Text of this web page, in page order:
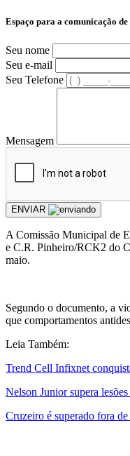
Espaço para a comunicação
Seu nome
Seu e-mail
Seu Telefone
Mensagem
ENVIAR
A Comissão Municipal de
e C.R. Pinheiro/RCK2 do
maio.
Segundo o documento, a
que comportamentos
Leia Também:
Trend Cell Infixnet
Nelson Junior supera
Cruzeiro é superado fora